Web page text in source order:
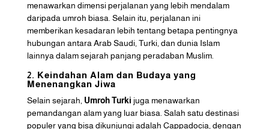
menawarkan dimensi perjalanan yang lebih mendalam
daripada umroh biasa. Selain itu, perjalanan ini
memberikan kesadaran lebih tentang betapa pentingnya
hubungan antara Arab Saudi, Turki, dan dunia Islam
lainnya dalam sejarah panjang peradaban Muslim.
2. Keindahan Alam dan Budaya yang
Menenangkan Jiwa
Selain sejarah, Umroh Turki juga menawarkan
pemandangan alam yang luar biasa. Salah satu destinasi
populer yang bisa dikunjungi adalah Cappadocia, dengan